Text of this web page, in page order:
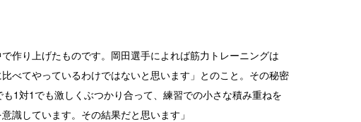
作り上げたものです。岡田選手によれば筋力トレーニングは
べてやっているわけではないと思います」とのこと。その秘密
1対1でも激しくぶつかり合って、練習での小さな積み重ねを
識しています。その結果だと思います」